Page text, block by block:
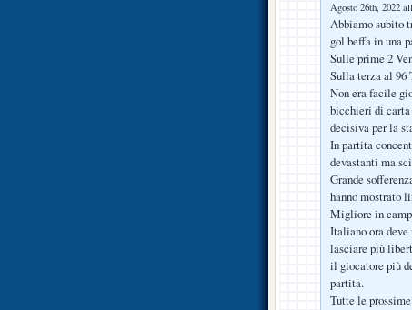
Agosto 26th, 2022
Abbiamo subito
gol beffa in una
Sulle prime 2
Sulla terza al 96
Non era facile
bicchieri di carta
decisiva per la
In partita
devastanti ma
Grande
hanno mostrato
Migliore in
Italiano ora
lasciare più
il giocatore più
partita.
Tutte le